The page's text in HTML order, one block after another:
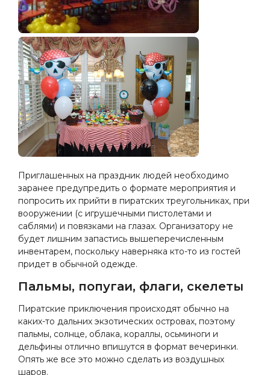
Приглашенных на праздник людей необходимо
заранее предупредить о формате мероприятия и
попросить их прийти в пиратских треугольниках, при
вооружении (с игрушечными пистолетами и
саблями) и повязками на глазах. Организатору не
будет лишним запастись вышеперечисленным
инвентарем, поскольку наверняка кто-то из гостей
придет в обычной одежде.
Пальмы, попугаи, флаги, скелеты
Пиратские приключения происходят обычно на
каких-то дальних экзотических островах, поэтому
пальмы, солнце, облака, кораллы, осьминоги и
дельфины отлично впишутся в формат вечеринки.
Опять же все это можно сделать из воздушных
шаров.